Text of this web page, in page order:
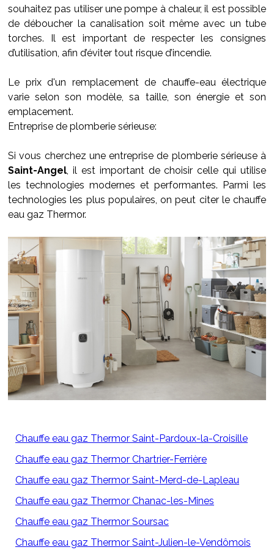
souhaitez pas utiliser une pompe à chaleur, il est possible
de déboucher la canalisation soit même avec un tube
torches. Il est important de respecter les consignes
d’utilisation, afin d’éviter tout risque d’incendie.
Le prix d'un remplacement de chauffe-eau électrique
varie selon son modèle, sa taille, son énergie et son
emplacement.
Entreprise de plomberie sérieuse:
Si vous cherchez une entreprise de plomberie sérieuse à
Saint-Angel, il est important de choisir celle qui utilise
les technologies modernes et performantes. Parmi les
technologies les plus populaires, on peut citer le chauffe
eau gaz Thermor.
Chauffe eau gaz Thermor Saint-Pardoux-la-Croisille
Chauffe eau gaz Thermor Chartrier-Ferrière
Chauffe eau gaz Thermor Saint-Merd-de-Lapleau
Chauffe eau gaz Thermor Chanac-les-Mines
Chauffe eau gaz Thermor Soursac
Chauffe eau gaz Thermor Saint-Julien-le-Vendômois